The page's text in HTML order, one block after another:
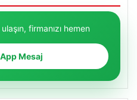
firmanızı hemen
Mesaj